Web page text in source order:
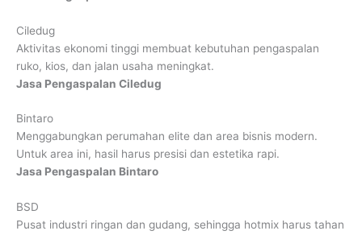
Ciledug
Aktivitas ekonomi tinggi membuat kebutuhan pengaspalan
ruko, kios, dan jalan usaha meningkat.
Jasa Pengaspalan Ciledug
Bintaro
Menggabungkan perumahan elite dan area bisnis modern.
Untuk area ini, hasil harus presisi dan estetika rapi.
Jasa Pengaspalan Bintaro
BSD
Pusat industri ringan dan gudang, sehingga hotmix harus tahan